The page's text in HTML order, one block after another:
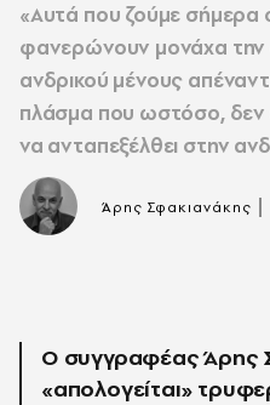
«Αυτά που ζούµε σήµερα
φανερώνουν µονάχα την
ανδρικού µένους
πλάσµα που ωστόσο, δεν
να ανταπεξέλθει στην
Άρης Σφακιανάκης
Ο συγγραφέας Άρης
«απολογείται»